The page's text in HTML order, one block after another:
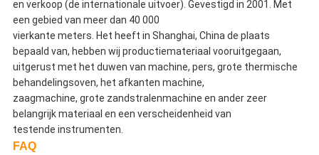
en verkoop (de internationale uitvoer). Gevestigd in 2001. Met
een gebied van meer dan 40 000
vierkante meters. Het heeft in Shanghai, China de plaats
bepaald van, hebben wij productiemateriaal vooruitgegaan,
uitgerust met het duwen van machine, pers, grote thermische
behandelingsoven, het afkanten machine,
zaagmachine, grote zandstralenmachine en ander zeer
belangrijk materiaal en een verscheidenheid van
testende instrumenten.
FAQ